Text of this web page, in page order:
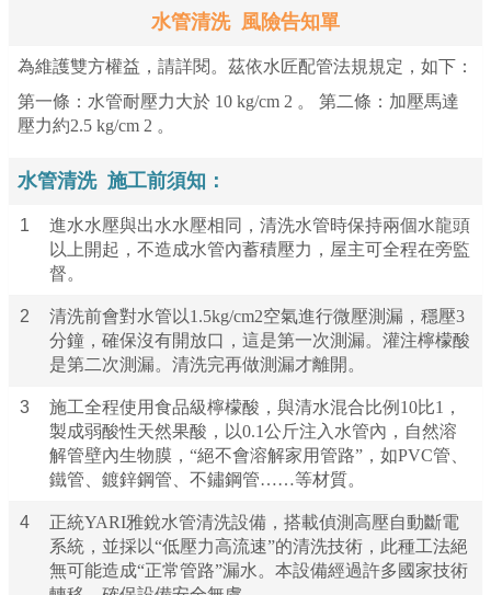
水管清洗 風險告知單
為維護雙方權益，請詳閱。茲依水匠配管法規規定，如下：
第一條：水管耐壓力大於 10 kg/cm 2 。 第二條：加壓馬達
壓力約2.5 kg/cm 2 。
水管清洗 施工前須知：
1
進水水壓與出水水壓相同，清洗水管時保持兩個水龍頭
以上開起，不造成水管內蓄積壓力，屋主可全程在旁監
督。
2
清洗前會對水管以1.5kg/cm2空氣進行微壓測漏，穩壓3
分鐘，確保沒有開放口，這是第一次測漏。灌注檸檬酸
是第二次測漏。清洗完再做測漏才離開。
3
施工全程使用食品級檸檬酸，與清水混合比例10比1，
製成弱酸性天然果酸，以0.1公斤注入水管內，自然溶
解管壁內生物膜，“絕不會溶解家用管路”，如PVC管、
鐵管、鍍鋅鋼管、不鏽鋼管……等材質。
4
正統YARI雅銳水管清洗設備，搭載偵測高壓自動斷電
系統，並採以“低壓力高流速”的清洗技術，此種工法絕
無可能造成“正常管路”漏水。本設備經過許多國家技術